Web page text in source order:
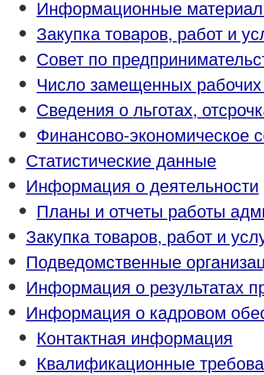
Информационные
Закупка товаров, работ и
Совет по
Число замещенных
Сведения о льготах,
Финансово-экономическое
Статистические данные
Информация о деятельности
Планы и отчеты работы
Закупка товаров, работ и
Подведомственные
Информация о результатах
Информация о кадровом
Контактная информация
Квалификационные